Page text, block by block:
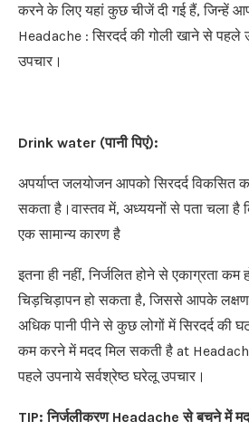
करने के लिए यहां कुछ चीजें दी गई हैं, जिन्हें
Headache : सिरदर्द की गोली खाने से पहले
उपचार।
Drink water (पानी पिएं):
अपर्याप्त जलयोजन आपको सिरदर्द विकसित
सकता है।वास्तव में, अध्ययनों से पता चला है
एक सामान्य कारण है
इतना ही नहीं, निर्जलित होने से एकाग्रता
चिड़चिड़ापन हो सकता है, जिससे आपके
अधिक पानी पीने से कुछ लोगों में सिरदर्द की
कम करने में मदद मिल सकती है at
पहले उपनाये सर्वश्रेष्ठ घरेलू उपचार।
TIP:निर्जलीकरण Headacheसे बचने में